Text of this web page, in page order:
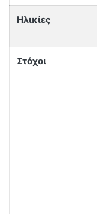
Ηλικίες
Στόχοι